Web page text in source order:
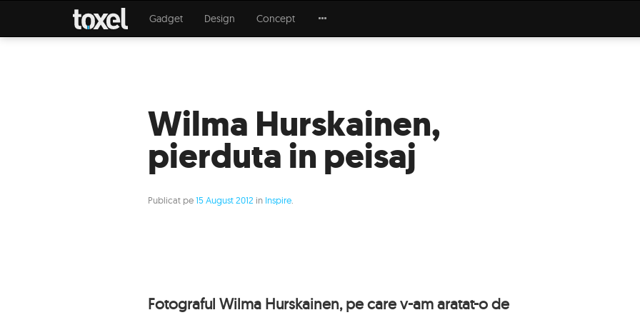
Gadget Design Concept
Wilma Hurskainen,
pierduta in peisaj
Publicat pe15 August 2012 in Inspire
Fotograful Wilma Hurskainen, pe care v-am aratat-o de